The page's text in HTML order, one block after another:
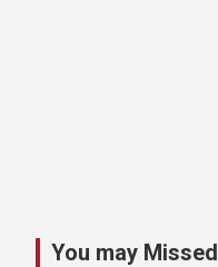
You may Missed